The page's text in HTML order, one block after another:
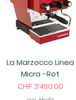
La Marzocco Linea
Micra -Rot
Preis
CHF 3'490.00